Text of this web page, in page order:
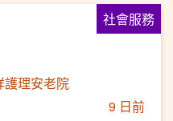
社會服務
護理安老院
9 日前